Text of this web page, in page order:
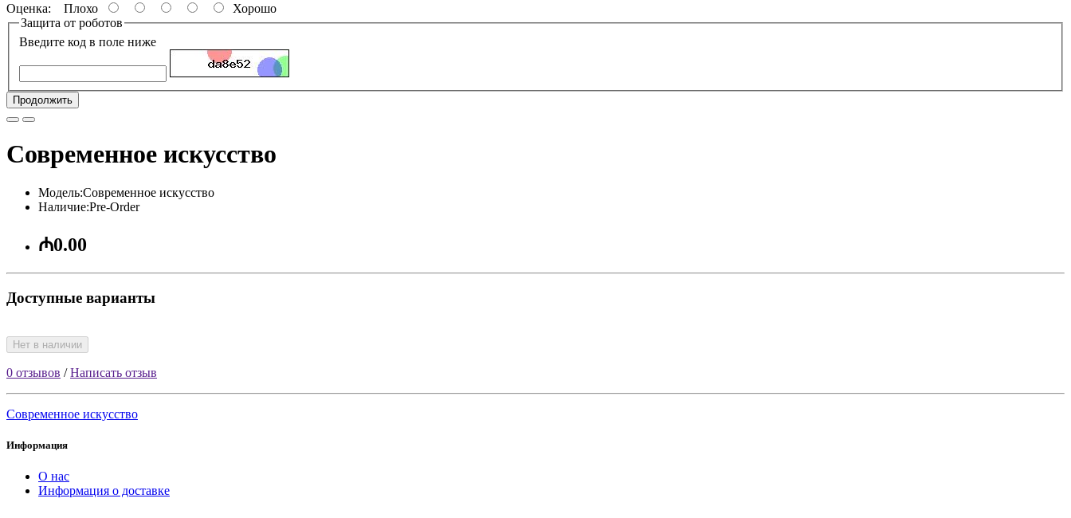
Оценка: Плохо
Хорошо
Защита от роботов
Введите код в поле ниже
Продолжить
Современное искусство
Модель:Современное искусство
Наличие:Pre-Order
₼0.00
Доступные варианты
Нет в наличии
0 отзывов /Написать отзыв
Современное искусство
Информация
О нас
Информация о доставке